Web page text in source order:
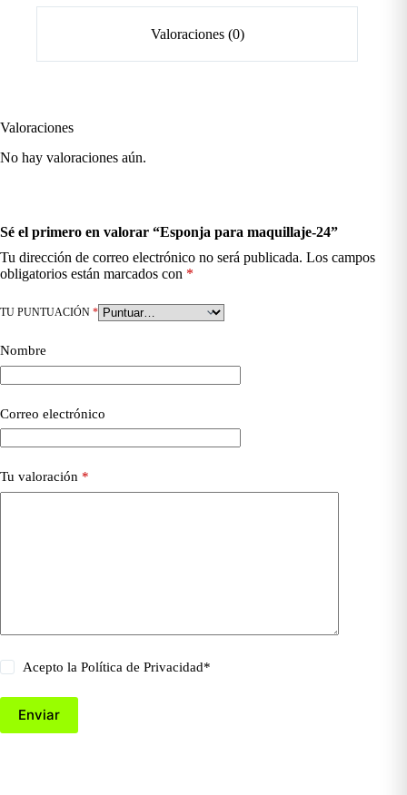
Valoraciones (0)
Valoraciones
No hay valoraciones aún.
Sé el primero en valorar “Esponja para maquillaje-24”
Tu dirección de correo electrónico no será publicada. Los campos
obligatorios están marcados con *
TU PUNTUACIÓN *
Nombre
Correo electrónico
Tu valoración *
Acepto laPolítica de Privacidad*
Enviar